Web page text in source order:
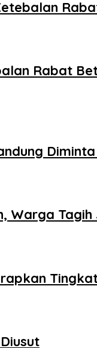
Rabat
Warga